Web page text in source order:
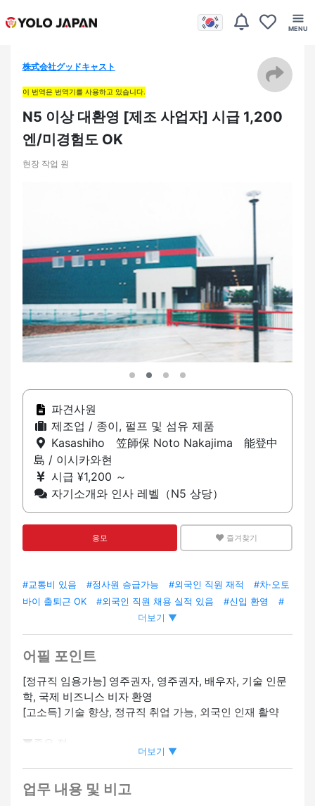
株式会社グッドキャスト
이 번역은 번역기를 사용하고 있습니다.
N5 이상 대환영 [제조 사업자] 시급 1,200
엔/미경험도 OK
현장 작업 원
파견사원
제조업 / 종이, 펄프 및 섬유 제품
Kasashiho 笠師保 Noto Nakajima 能登中
島 / 이시카와현
시급 ¥1,200 ～
자기소개와 인사 레벨（N5 상당）
응모 즐겨찾기
#교통비 있음 #정사원 승급가능 #외국인 직원 재적
#차·오토
바이 출퇴근 OK
#외국인 직원 채용 실적 있음 #신입 환영
#
#팀에서 일하기
휴가·육아 휴직 있음
#트레이닝 있음 #특정기능자 고용 기업
더보기 ▼
어필 포인트
[정규직 임용가능] 영주권자, 영주권자, 배우자, 기술 인문
학, 국제 비즈니스 비자 환영
[고소득] 기술 향상, 정규직 취업 가능, 외국인 인재 활약
▼좋은 점
・높은 시간당 임금은 1,200엔부터
・시설이 완비된 직원 기숙사
더보기 ▼
업무 내용 및 비고